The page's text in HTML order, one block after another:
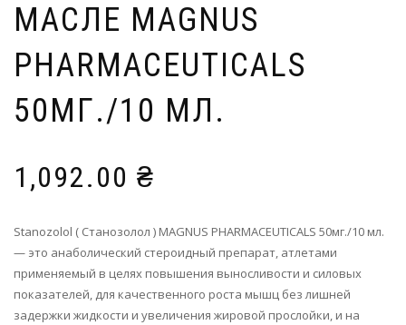
МАСЛЕ MAGNUS
PHARMACEUTICALS
50МГ./10 МЛ.
1,092.00 ₴
Stanozolol ( Станозолол ) MAGNUS PHARMACEUTICALS 50мг./10 мл.
— это анаболический стероидный препарат, атлетами
применяемый в целях повышения выносливости и силовых
показателей, для качественного роста мышц без лишней
задержки жидкости и увеличения жировой прослойки, и на